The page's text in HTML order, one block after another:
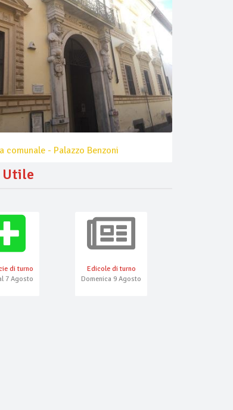
comunale - Palazzo Benzoni
Utile
di turno
7 Agosto
Edicole di turno
Domenica 9 Agosto